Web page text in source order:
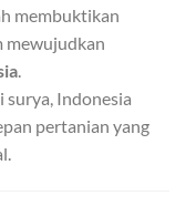
membuktikan
mewujudkan
.
surya, Indonesia
pertanian yang